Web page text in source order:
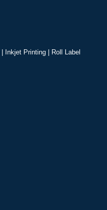
Inkjet Printing
Roll Label